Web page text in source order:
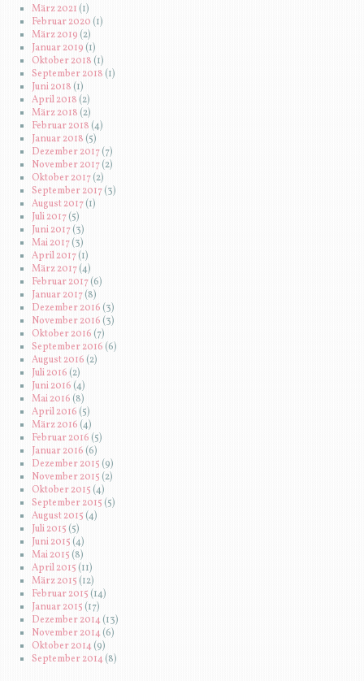
März 2021(1)
Februar 2020 (1)
März 2019 (2)
Januar 2019 (1)
Oktober 2018 (1)
September 2018 (1)
Juni 2018 (1)
April 2018 (2)
März 2018 (2)
Februar 2018(4)
Januar 2018 (5)
Dezember 2017(7)
November 2017(2)
Oktober 2017(2)
September 2017(3)
August 2017(1)
Juli 2017(5)
Juni 2017(3)
Mai 2017(3)
April 2017(1)
März 2017(4)
Februar 2017(6)
Januar 2017(8)
Dezember 2016 (3)
November 2016 (3)
Oktober 2016 (7)
September 2016 (6)
August 2016(2)
Juli 2016 (2)
Juni 2016 (4)
Mai 2016 (8)
April 2016 (5)
März 2016 (4)
Februar 2016(5)
Januar 2016 (6)
Dezember 2015 (9)
November 2015 (2)
Oktober 2015 (4)
September 2015 (5)
August 2015 (4)
Juli 2015 (5)
Juni 2015 (4)
Mai 2015(8)
April 2015 (11)
März 2015(12)
Februar 2015 (14)
Januar 2015 (17)
Dezember 2014(13)
November 2014(6)
Oktober 2014(9)
September 2014(8)